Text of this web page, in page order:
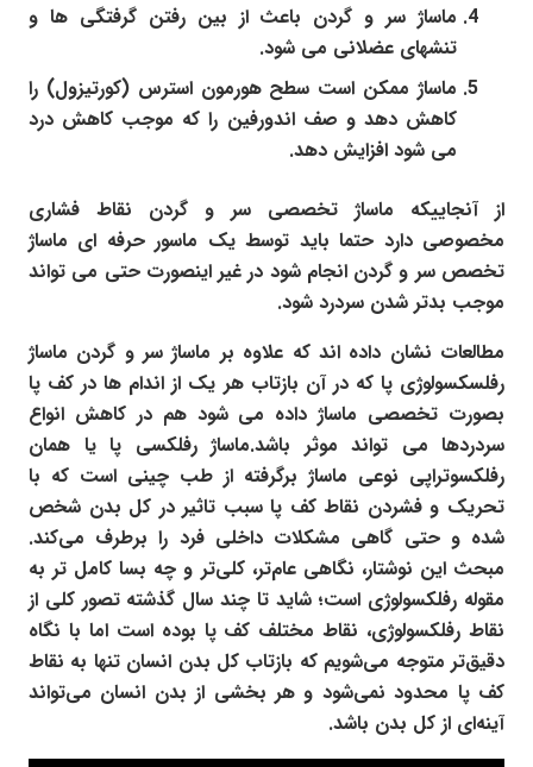
ماساژ سر و گردن باعث از بین رفتن گرفتگی ها و
تنشهای عضلانی می شود.
ماساژ ممکن است سطح هورمون استرس (کورتیزول) را
کاهش دهد و صف اندورفین را که موجب کاهش درد
می شود افزایش دهد.
از آنجاییکه ماساژ تخصصی سر و گردن نقاط فشاری
مخصوصی دارد حتما باید توسط یک ماسور حرفه ای ماساژ
تخصص سر و گردن انجام شود در غیر اینصورت حتی می تواند
موجب بدتر شدن سردرد شود.
مطالعات نشان داده اند که علاوه بر ماساژ سر و گردن ماساژ
رفلسکسولوژی پا که در آن بازتاب هر یک از اندام ها در کف پا
بصورت تخصصی ماساژ داده می شود هم در کاهش انواع
سردردها می تواند موثر باشد.ماساژ رفلکسی پا یا همان
رفلکسوتراپی نوعی ماساژ برگرفته از طب چینی است که با
تحریک و فشردن نقاط کف پا سبب تاثیر در کل بدن شخص
شده و حتی گاهی مشکلات داخلی فرد را برطرف می‌کند.
مبحث این نوشتار، نگاهی عام‌تر، کلی‌تر و چه‌ بسا کامل‌ تر به
مقوله رفلکسولوژی است؛ شاید تا چند سال گذشته تصور کلی از
نقاط رفلکسولوژی، نقاط مختلف کف پا بوده است اما با نگاه
دقیق‌تر متوجه می‌شویم که بازتاب کل بدن انسان تنها به نقاط
کف پا محدود نمی‌شود و هر بخشی از بدن انسان می‌تواند
آینه‌ای از کل بدن باشد.